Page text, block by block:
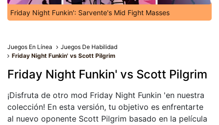
Friday Night Funkin': Sarvente's Mid Fight Masses
Juegos En Línea
Juegos De Habilidad
Friday Night Funkin' vs Scott Pilgrim
Friday Night Funkin' vs Scott Pilgrim
¡Disfruta de otro mod Friday Night Funkin 'en nuestra
colección! En esta versión, tu objetivo es enfrentarte
al nuevo oponente Scott Pilgrim basado en la película